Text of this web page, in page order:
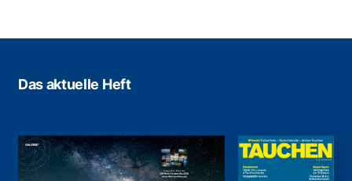
Das aktuelle Heft